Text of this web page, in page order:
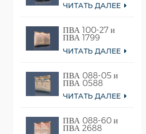
ЧИТАТЬ ДАЛЕЕ
ПВА 100-27 и
ПВА 1799
ЧИТАТЬ ДАЛЕЕ
ПВА 088-05 и
ПВА 0588
ЧИТАТЬ ДАЛЕЕ
ПВА 088-60 и
ПВА 2688